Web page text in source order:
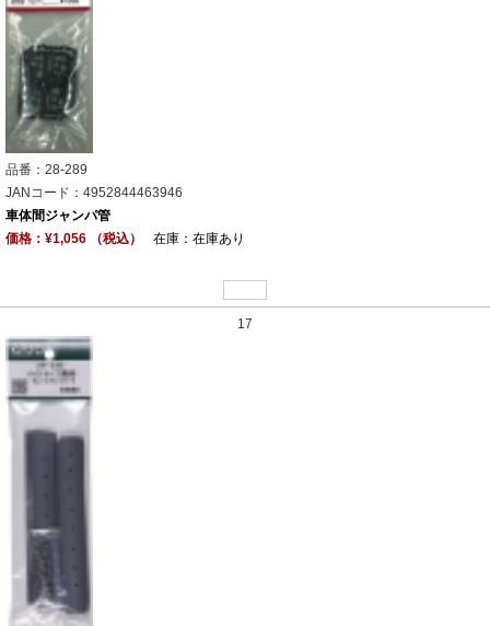
品番：28-289
JANコード：4952844463946
車体間ジャンパ管
価格：¥1,056 （税込）
在庫：在庫あり
17